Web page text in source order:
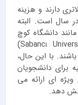
دارند و هزینه
۵۰۰۰ تا ۲۰۰۰۰ دلار در سال است. البته
دانشگاه کوچ
(Koç University) یا سابانجی (Sabancı University)
با این حال،
برای دانشجویان
ای ارائه می
دهد.